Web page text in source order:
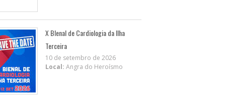
X BIenal de Cardiologia da Ilha
Terceira
10 de setembro de 2026
Local: Angra do Heroísmo